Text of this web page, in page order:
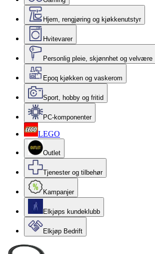
Hjem, rengjøring og kjøkkenutstyr
Hvitevarer
Personlig pleie, skjønnhet og velvære
Epoq kjøkken og vaskerom
Sport, hobby og fritid
PC-komponenter
LEGO
Outlet
Tjenester og tilbehør
Kampanjer
Elkjøps kundeklubb
Elkjøp Bedrift